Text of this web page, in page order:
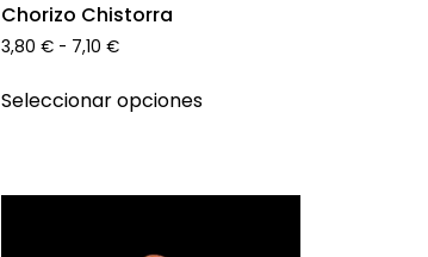
Chorizo Chistorra
3,80€ - 7,10€
Seleccionar opciones